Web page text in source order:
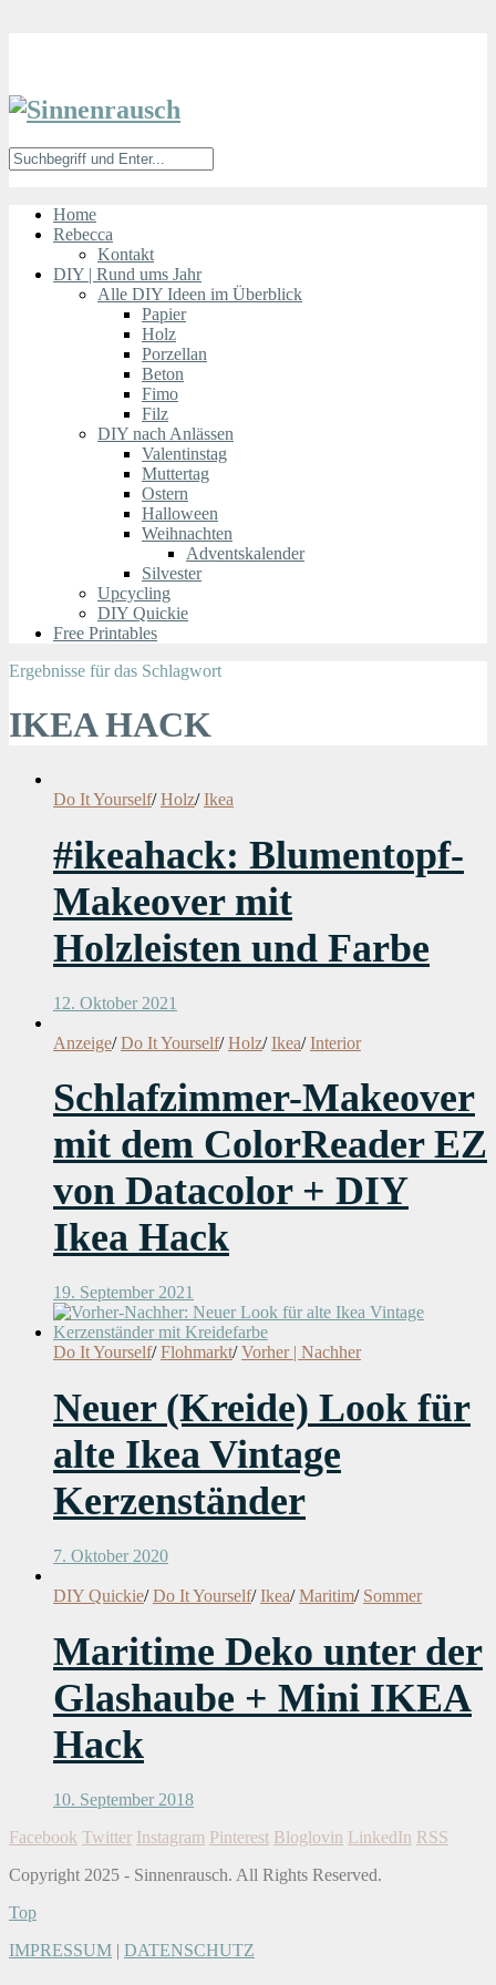
Home
Rebecca
Kontakt
DIY | Rund ums Jahr
Alle DIY Ideen im Überblick
Papier
Holz
Porzellan
Beton
Fimo
Filz
DIY nach Anlässen
Valentinstag
Muttertag
Ostern
Halloween
Weihnachten
Adventskalender
Silvester
Upcycling
DIY Quickie
Free Printables
Ergebnisse für das Schlagwort
IKEA HACK
Do It Yourself/ Holz/ Ikea
#ikeahack: Blumentopf-
Makeover mit
Holzleisten und Farbe
12. Oktober 2021
Anzeige/ Do It Yourself/ Holz/ Ikea/ Interior
Schlafzimmer-Makeover
mit dem ColorReader EZ
von Datacolor + DIY
Ikea Hack
19. September 2021
Do It Yourself/ Flohmarkt/ Vorher | Nachher
Neuer (Kreide) Look für
alte Ikea Vintage
Kerzenständer
7. Oktober 2020
DIY Quickie/ Do It Yourself/ Ikea/ Maritim/ Sommer
Maritime Deko unter der
Glashaube + Mini IKEA
Hack
10. September 2018
Facebook Twitter Instagram Pinterest Bloglovin LinkedIn RSS
Copyright 2025 - Sinnenrausch. All Rights Reserved.
Top
IMPRESSUM | DATENSCHUTZ